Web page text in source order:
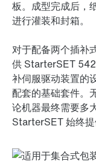
板。成型完成后，
进行灌装和封箱。
对于配备两个插补
供 StarterSET
补伺服驱动装置的
配套的基础套件。
论机器最终需要多
StarterSET 始终提